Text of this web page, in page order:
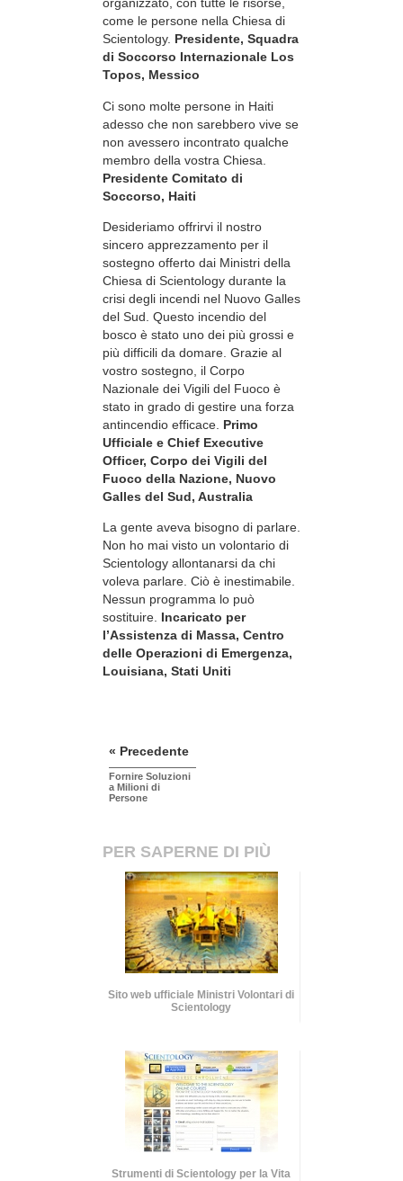
organizzato, con tutte le risorse,
come le persone nella Chiesa di
Scientology. Presidente, Squadra
di Soccorso Internazionale Los
Topos, Messico
Ci sono molte persone in Haiti
adesso che non sarebbero vive se
non avessero incontrato qualche
membro della vostra Chiesa.
Presidente Comitato di
Soccorso, Haiti
Desideriamo offrirvi il nostro
sincero apprezzamento per il
sostegno offerto dai Ministri della
Chiesa di Scientology durante la
crisi degli incendi nel Nuovo Galles
del Sud. Questo incendio del
bosco è stato uno dei più grossi e
più difficili da domare. Grazie al
vostro sostegno, il Corpo
Nazionale dei Vigili del Fuoco è
stato in grado di gestire una forza
antincendio efficace. Primo
Ufficiale e Chief Executive
Officer, Corpo dei Vigili del
Fuoco della Nazione, Nuovo
Galles del Sud, Australia
La gente aveva bisogno di parlare.
Non ho mai visto un volontario di
Scientology allontanarsi da chi
voleva parlare. Ciò è inestimabile.
Nessun programma lo può
sostituire. Incaricato per
l’Assistenza di Massa, Centro
delle Operazioni di Emergenza,
Louisiana, Stati Uniti
« Precedente
Fornire Soluzioni
a Milioni di
Persone
PER SAPERNE DI PIÙ
Sito web ufficiale Ministri Volontari di
Scientology
Strumenti di Scientology per la Vita